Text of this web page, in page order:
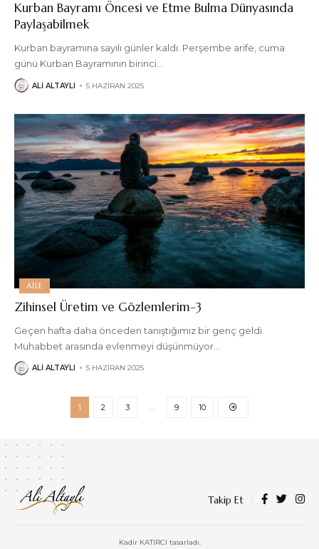
Kurban Bayramı Öncesi ve Etme Bulma Dünyasında
Paylaşabilmek
Kurban bayramına sayılı günler kaldı. Perşembe arife, cuma
günü Kurban Bayramının birinci
ALI ALTAYLI 5 HAZIRAN 2025
AILE
Zihinsel Üretim ve Gözlemlerim-3
Geçen hafta daha önceden tanıştığımız bir genç geldi.
Muhabbet arasında evlenmeyi düşünmüyor
ALI ALTAYLI 5 HAZIRAN 2025
1 2 3 … 9 10
Takip Et
Kadir KATIRCI tasarladı.